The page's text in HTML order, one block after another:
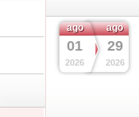
ago
01
2026
ago
29
2026